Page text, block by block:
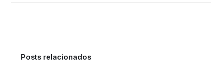
Posts relacionados